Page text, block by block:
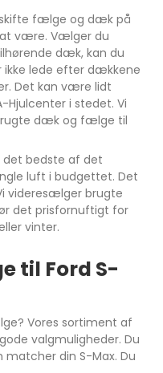
fælge og dæk på
at være. Vælger du
dæk, kan du
ikke lede efter dækkene
Det kan være lidt
Hjulcenter i stedet. Vi
dæk og fælge til
det bedste af det
luft i budgettet. Det
videresælger brugte
det prisfornuftigt for
vinter.
til Ford S-
Vores sortiment af
valgmuligheder. Du
din S-Max. Du